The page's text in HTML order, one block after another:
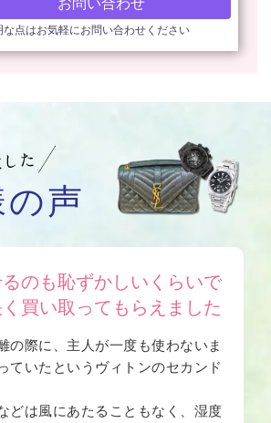
な点はお気軽にお問い合わせください
声
のも恥ずかしいくらいで
買い取ってもらえました
の際に、主人が一度も使わないま
ていたというヴィトンのセカンド
どは風にあたることもなく、湿度